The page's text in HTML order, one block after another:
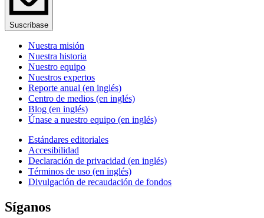
Suscríbase
Nuestra misión
Nuestra historia
Nuestro equipo
Nuestros expertos
Reporte anual (en inglés)
Centro de medios (en inglés)
Blog (en inglés)
Únase a nuestro equipo (en inglés)
Estándares editoriales
Accesibilidad
Declaración de privacidad (en inglés)
Términos de uso (en inglés)
Divulgación de recaudación de fondos
Síganos